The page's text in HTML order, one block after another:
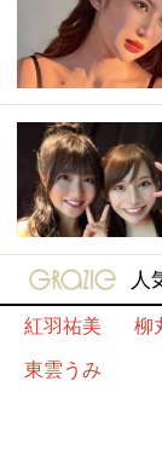
人
紅羽祐美
柳
東雲うみ